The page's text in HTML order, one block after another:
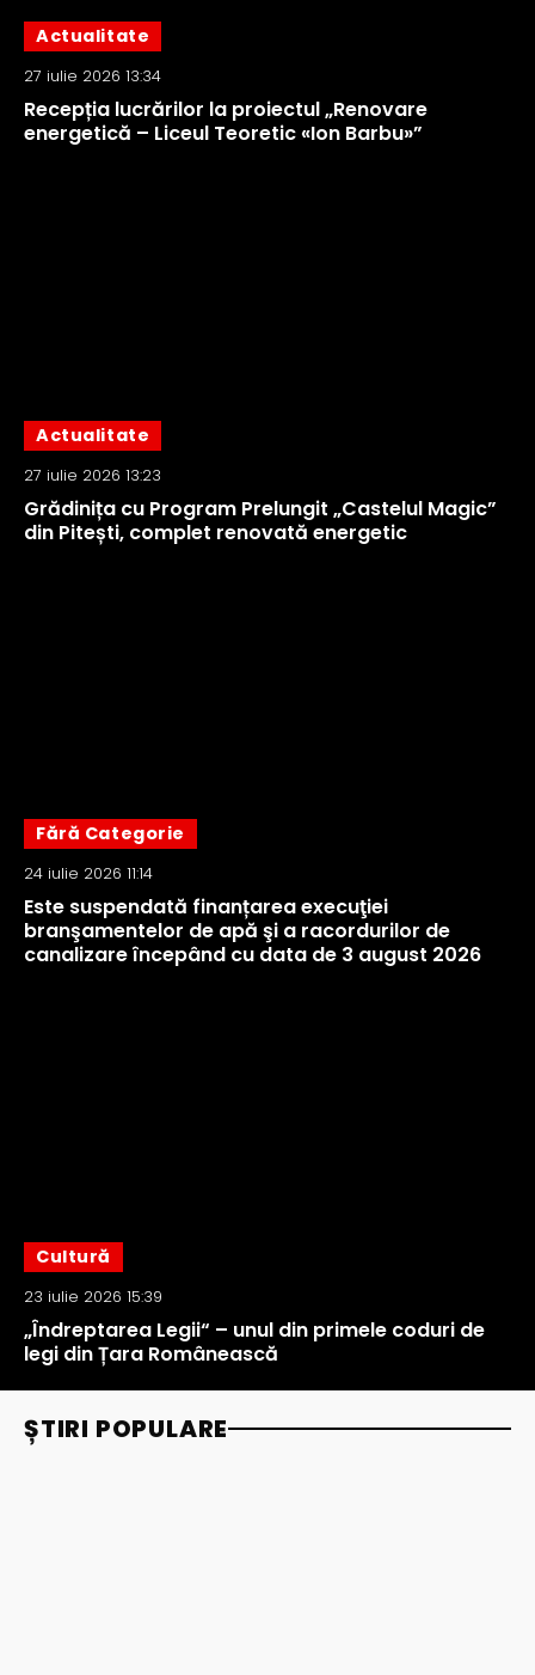
Actualitate
27 iulie 2026 13:34
Recepția lucrărilor la proiectul „Renovare
energetică – Liceul Teoretic «Ion Barbu»”
Actualitate
27 iulie 2026 13:23
Grădinița cu Program Prelungit „Castelul Magic”
din Pitești, complet renovată energetic
Fără Categorie
24 iulie 2026 11:14
Este suspendată finanțarea execuţiei
branşamentelor de apă şi a racordurilor de
canalizare începând cu data de 3 august 2026
Cultură
23 iulie 2026 15:39
„Îndreptarea Legii“ – unul din primele coduri de
legi din Țara Românească
ȘTIRI POPULARE